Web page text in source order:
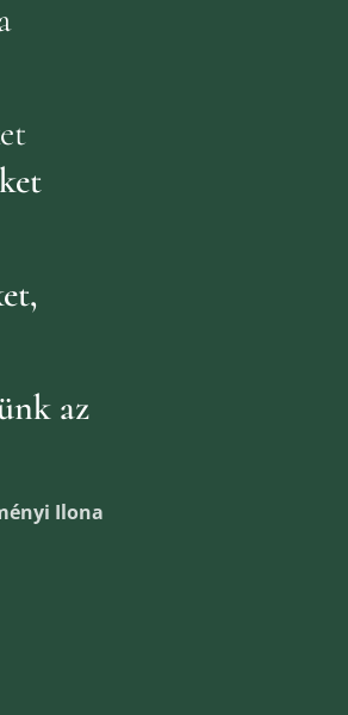
az
Ilona